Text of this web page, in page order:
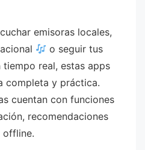
emisoras locales,
o seguir tus
real, estas apps
completa y práctica.
cuentan con funciones
recomendaciones
offline.